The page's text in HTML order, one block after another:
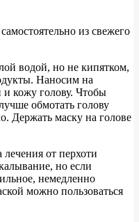
из свежего
водой, но не кипятком,
Наносим на
и кожу голову. Чтобы
обмотать голову
Держать маску на голове
от перхоти
но если
немедленно
можно пользоваться